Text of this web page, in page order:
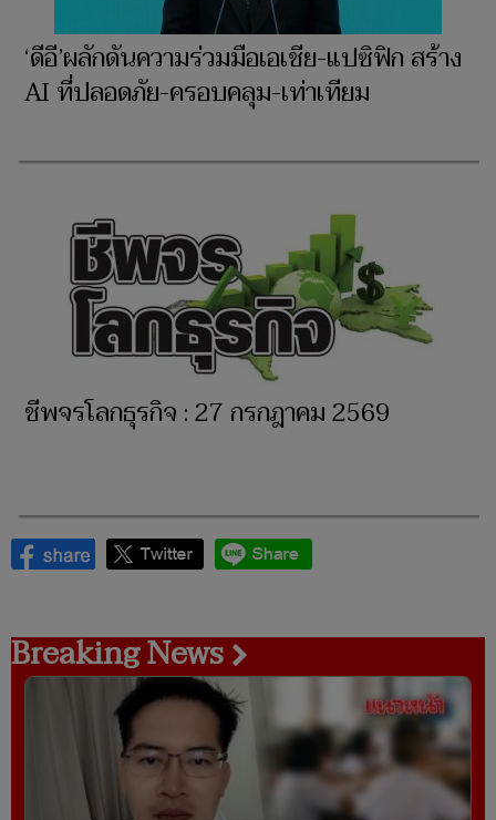
‘ดีอี’ผลักดันความร่วมมือเอเชีย-แปซิฟิก สร้าง
AI ที่ปลอดภัย-ครอบคลุม-เท่าเทียม
ชีพจรโลกธุรกิจ : 27 กรกฎาคม 2569
Breaking News